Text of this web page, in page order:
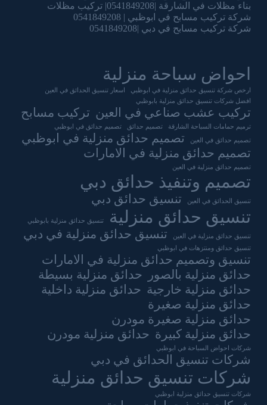
بناء مظلات في الشارقة |0541849208| تركيب مظلات
شركة تركيب مسابح في ابوظبي | 0541849208
شركة تركيب مسابح في دبي |0541849208
احواض سباحة منزلية
ارخص شركة تنسيق حدائق منزلية في ابوظبي
اسعار تنسيق الحدائق في العين
افضل شركات تنسيق حدائق منزلية بابوظبي
تركيب عشب صناعي في العين تركيب مسابح
ترميم حمامات السباحة الشارقة تصميم حدائق تصميم حدائق في ابوظبي
تصميم حدائق في العين
تصميم حدائق منزلية في ابوظبي
تصميم حدائق منزلية في الامارات
تصميم حدائق منزلية في العين
تصميم وتنفيذ حدائق دبي
تنسيق الحدائق في العين تنسيق حدائق دبي
تنسيق حدائق منزلية تنسيق حدائق منزلية بابوظبي
تنسيق حدائق منزلية في العين تنسيق حدائق منزلية في دبي
تنسيق حدائق ومنتزهات في ابوظبي
تنسيق وتصميم حدائق منزلية في الامارات
حدائق منزلية بالصور
حدائق منزلية بسيطة
حدائق منزلية خارجية حدائق منزلية داخلية
حدائق منزلية صغيرة
حدائق منزلية صغيرة مودرن
حدائق منزلية كبيرة حدائق منزلية مودرن
شركات احواض السباحة في ابوظبي
شركات تنسيق الحدائق في دبي
شركات تنسيق حدائق منزلية
شركات تنسيق حدائق منزلية ابوظبي